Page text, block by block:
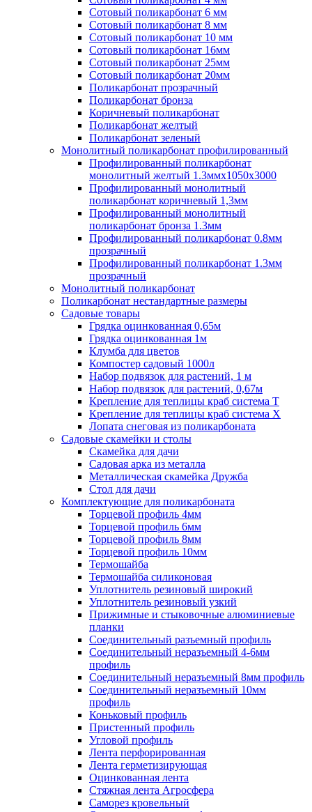
Сотовый поликарбонат 6 мм
Сотовый поликарбонат 8 мм
Сотовый поликарбонат 10 мм
Сотовый поликарбонат 16мм
Сотовый поликарбонат 25мм
Сотовый поликарбонат 20мм
Поликарбонат прозрачный
Поликарбонат бронза
Коричневый поликарбонат
Поликарбонат желтый
Поликарбонат зеленый
Монолитный поликарбонат профилированный
Профилированный поликарбонат
монолитный желтый 1.3ммх1050х3000
Профилированный монолитный
поликарбонат коричневый 1,3мм
Профилированный монолитный
поликарбонат бронза 1.3мм
Профилированный поликарбонат 0.8мм
прозрачный
Профилированный поликарбонат 1.3мм
прозрачный
Монолитный поликарбонат
Поликарбонат нестандартные размеры
Садовые товары
Грядка оцинкованная 0,65м
Грядка оцинкованная 1м
Клумба для цветов
Компостер садовый 1000л
Набор подвязок для растений, 1 м
Набор подвязок для растений, 0,67м
Крепление для теплицы краб система Т
Крепление для теплицы краб система Х
Лопата снеговая из поликарбоната
Садовые скамейки и столы
Скамейка для дачи
Садовая арка из металла
Металлическая скамейка Дружба
Стол для дачи
Комплектующие для поликарбоната
Торцевой профиль 4мм
Торцевой профиль 6мм
Торцевой профиль 8мм
Торцевой профиль 10мм
Термошайба
Термошайба силиконовая
Уплотнитель резиновый широкий
Уплотнитель резиновый узкий
Прижимные и стыковочные алюминиевые
планки
Соединительный разъемный профиль
Соединительный неразъемный 4-6мм
профиль
Соединительный неразъемный 8мм профиль
Соединительный неразъемный 10мм
профиль
Коньковый профиль
Пристенный профиль
Угловой профиль
Лента перфорированная
Лента герметизирующая
Оцинкованная лента
Стяжная лента Агросфера
Саморез кровельный